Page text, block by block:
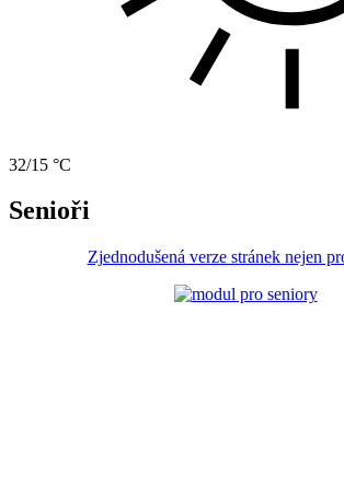
32/15 °C
Senioři
Zjednodušená verze stránek nejen